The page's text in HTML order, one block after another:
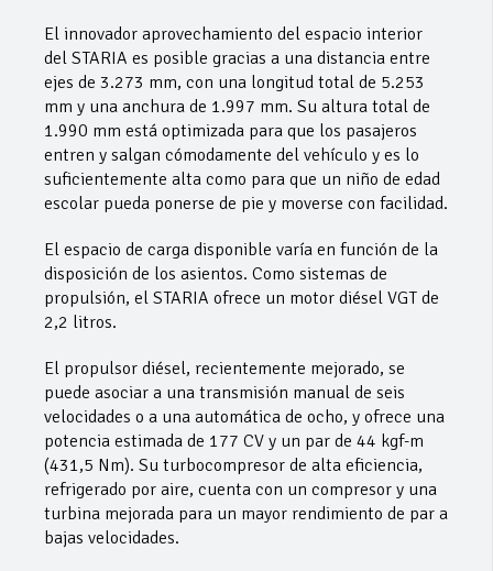
El innovador aprovechamiento del espacio interior
del STARIA es posible gracias a una distancia entre
ejes de 3.273 mm, con una longitud total de 5.253
mm y una anchura de 1.997 mm. Su altura total de
1.990 mm está optimizada para que los pasajeros
entren y salgan cómodamente del vehículo y es lo
suficientemente alta como para que un niño de edad
escolar pueda ponerse de pie y moverse con facilidad.
El espacio de carga disponible varía en función de la
disposición de los asientos. Como sistemas de
propulsión, el STARIA ofrece un motor diésel VGT de
2,2 litros.
El propulsor diésel, recientemente mejorado, se
puede asociar a una transmisión manual de seis
velocidades o a una automática de ocho, y ofrece una
potencia estimada de 177 CV y un par de 44 kgf-m
(431,5 Nm). Su turbocompresor de alta eficiencia,
refrigerado por aire, cuenta con un compresor y una
turbina mejorada para un mayor rendimiento de par a
bajas velocidades.